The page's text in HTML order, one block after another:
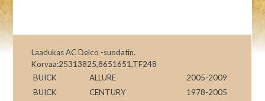
Laadukas AC Delco -suodatin.
Korvaa:25313825,8651651,TF248
BUICK
ALLURE
2005-2009
BUICK
CENTURY
1978-2005